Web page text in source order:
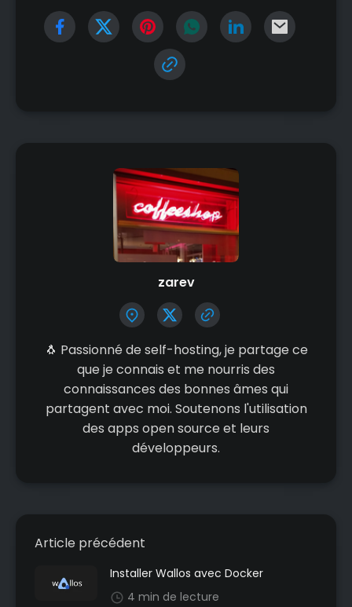
zarev
🐧 Passionné de self-hosting, je partage ce
que je connais et me nourris des
connaissances des bonnes âmes qui
partagent avec moi. Soutenons l'utilisation
des apps open source et leurs
développeurs.
Article précédent
Installer Wallos avec Docker
4 min de lecture